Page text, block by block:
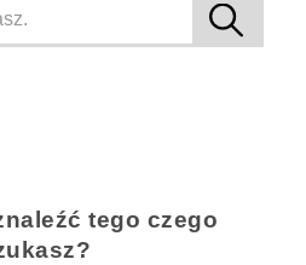
tego czego